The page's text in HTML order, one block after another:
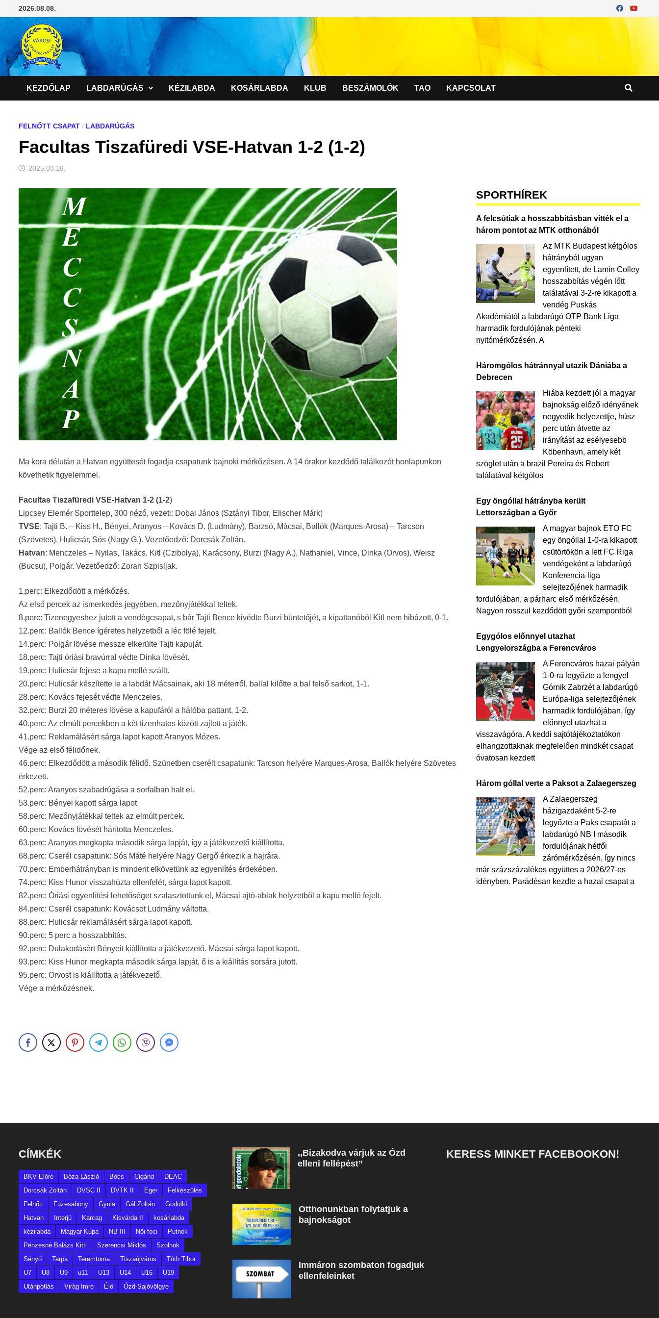
to
2026.08.08.
KEZDŐLAP LABDARÚGÁS KÉZILABDA KOSÁRLABDA KLUB BESZÁMOLÓK TAO KAPCSOLAT
FELNŐTT CSAPAT / LABDARÚGÁS
Facultas Tiszafüredi VSE-Hatvan 1-2 (1-2)
2025.03.16.
Ma kora délután a Hatvan együttesét fogadja csapatunk bajnoki mérkőzésen. A 14 órakor kezdődő találkozót honlapunkon
követhetik figyelemmel.
Facultas Tiszafüredi VSE-Hatvan 1-2 (1-2)
Lipcsey Elemér Sporttelep, 300 néző, vezeti: Dobai János (Sztányi Tibor, Elischer Márk)
TVSE: Tajti B. – Kiss H., Bényei, Aranyos – Kovács D. (Ludmány), Barzsó, Mácsai, Ballók (Marques-Arosa) – Tarcson
(Szövetes), Hulicsár, Sós (Nagy G.). Vezetőedző: Dorcsák Zoltán.
Hatvan: Menczeles – Nyilas, Takács, Kitl (Czibolya), Karácsony, Burzi (Nagy A.), Nathaniel, Vince, Dinka (Orvos), Weisz
(Bucsu), Polgár. Vezetőedző: Zoran Szpisljak.
1.perc: Elkezdődött a mérkőzés.
Az első percek az ismerkedés jegyében, mezőnyjátékkal teltek.
8.perc: Tizenegyeshez jutott a vendégcsapat, s bár Tajti Bence kivédte Burzi büntetőjét, a kipattanóból Kitl nem hibázott, 0-1.
12.perc: Ballók Bence ígéretes helyzetből a léc fölé fejelt.
14.perc: Polgár lövése messze elkerülte Tajti kapuját.
18.perc: Tajti óriási bravúrral védte Dinka lövését.
19.perc: Hulicsár fejese a kapu mellé szállt.
20.perc: Hulicsár készítette le a labdát Mácsainak, aki 18 méterről, ballal kilőtte a bal felső sarkot, 1-1.
28.perc: Kovács fejesét védte Menczeles.
32.perc: Burzi 20 méteres lövése a kapufáról a hálóba pattant, 1-2.
40.perc: Az elmúlt percekben a két tizenhatos között zajlott a játék.
41.perc: Reklamálásért sárga lapot kapott Aranyos Mózes.
Vége az első félidőnek.
46.perc: Elkezdődött a második félidő. Szünetben cserélt csapatunk: Tarcson helyére Marques-Arosa, Ballók helyére Szövetes
érkezett.
52.perc: Aranyos szabadrúgása a sorfalban halt el.
53.perc: Bényei kapott sárga lapot.
58.perc: Mezőnyjátékkal teltek az elmúlt percek.
60.perc: Kovács lövését hárította Menczeles.
63.perc: Aranyos megkapta második sárga lapját, így a játékvezető kiállította.
68.perc: Cserél csapatunk: Sós Máté helyére Nagy Gergő érkezik a hajrára.
70.perc: Emberhátrányban is mindent elkövetünk az egyenlítés érdekében.
74.perc: Kiss Hunor visszahúzta ellenfelét, sárga lapot kapott.
82.perc: Óriási egyenlítési lehetőséget szalasztottunk el, Mácsai ajtó-ablak helyzetből a kapu mellé fejelt.
84.perc: Cserél csapatunk: Kovácsot Ludmány váltotta.
88.perc: Hulicsár reklamálásért sárga lapot kapott.
90.perc: 5 perc a hosszabbítás.
92.perc: Dulakodásért Bényeit kiállította a játékvezető. Mácsai sárga lapot kapott.
93.perc: Kiss Hunor megkapta második sárga lapját, ő is a kiállítás sorsára jutott.
95.perc: Orvost is kiállította a játékvezető.
Vége a mérkőzésnek.
SPORTHÍREK
A felcsútiak a hosszabbításban vitték el a
három pontot az MTK otthonából
Az MTK Budapest kétgólos
hátrányból ugyan
egyenlített, de Lamin Colley
hosszabbítás végén lőtt
találatával 3-2-re kikapott a
vendég Puskás
Akadémiától a labdarúgó OTP Bank Liga
harmadik fordulójának pénteki
nyitómérkőzésén. A
Háromgólos hátránnyal utazik Dániába a
Debrecen
Hiába kezdett jól a magyar
bajnokság előző idényének
negyedik helyezettje, húsz
perc után átvette az
irányítást az esélyesebb
Köbenhavn, amely két
szöglet után a brazil Pereira és Robert
találatával kétgólos
Egy öngóllal hátrányba került
Lettországban a Győr
A magyar bajnok ETO FC
egy öngóllal 1-0-ra kikapott
csütörtökön a lett FC Riga
vendégeként a labdarúgó
Konferencia-liga
selejtezőjének harmadik
fordulójában, a párharc első mérkőzésén.
Nagyon rosszul kezdődött győri szempontból
Egygólos előnnyel utazhat
Lengyelországba a Ferencváros
A Ferencváros hazai pályán
1-0-ra legyőzte a lengyel
Górnik Zabrzét a labdarúgó
Európa-liga selejtezőjének
harmadik fordulójában, így
előnnyel utazhat a
visszavágóra. A keddi sajtótájékoztatókon
elhangzottaknak megfelelően mindkét csapat
óvatosan kezdett
Három góllal verte a Paksot a Zalaegerszeg
A Zalaegerszeg
házigazdaként 5-2-re
legyőzte a Paks csapatát a
labdarúgó NB I második
fordulójának hétfői
zárómérkőzésén, így nincs
már százszázalékos együttes a 2026/27-es
idényben. Parádésan kezdte a hazai csapat a
CÍMKÉK
BKV Előre Bóza László Bőcs Cigánd
DEAC
Dorcsák Zoltán
DVSC II DVTK II Eger
Felkészülés
Felnőtt
Füzesabony Gyula Gál Zoltán
Gödöllő
Hatvan
Interjú Karcag Kisvárda II
kosárlabda
kézilabda
Magyar Kupa NB III Női foci
Putnok
Pénzesné Balázs Kitti
Szerencsi Miklós
Szolnok
Sényő
Tarpa Teremtorna Tiszaújváros
Tóth Tibor
U7
U8 U9 u11 U13 U14 U16
U19
Utánpótlás
Virág Imre Élő Ózd-Sajóvölgye
,,Bizakodva várjuk az Ózd
elleni fellépést”
Otthonunkban folytatjuk a
bajnokságot
Immáron szombaton fogadjuk
ellenfeleinket
KERESS MINKET FACEBOOKON!